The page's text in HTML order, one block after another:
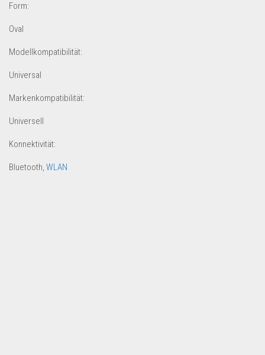
Form:
Oval
Modellkompatibilität:
Universal
Markenkompatibilität:
Universell
Konnektivität:
Bluetooth, WLAN